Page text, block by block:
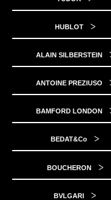
HUBLOT
ALAIN SILBERSTEIN
ANTOINE PREZIUSO
BAMFORD LONDON
BEDAT&Co
BOUCHERON
BVLGARI